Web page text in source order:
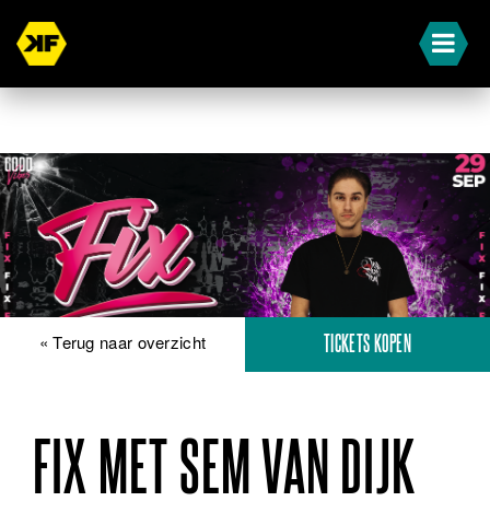
« Terug naar overzicht TICKETS KOPEN
FIX MET SEM VAN DIJK